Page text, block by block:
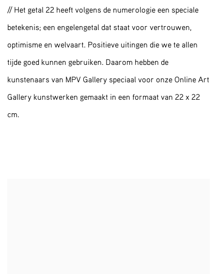
// Het getal 22 heeft volgens de numerologie een speciale
betekenis; een engelengetal dat staat voor vertrouwen,
optimisme en welvaart. Positieve uitingen die we te allen
tijde goed kunnen gebruiken. Daarom hebben de
kunstenaars van MPV Gallery speciaal voor onze Online Art
Gallery kunstwerken gemaakt in een formaat van 22 x 22
cm.